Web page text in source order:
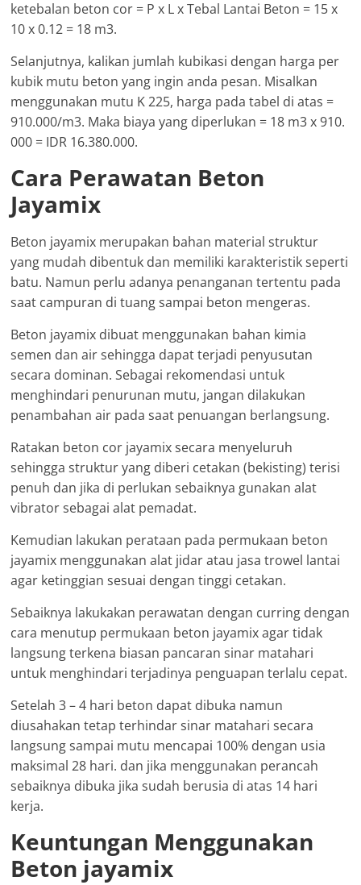
ketebalan beton cor = P x L x Tebal Lantai Beton = 15 x
10 x 0.12 = 18 m3.
Selanjutnya, kalikan jumlah kubikasi dengan harga per
kubik mutu beton yang ingin anda pesan. Misalkan
menggunakan mutu K 225, harga pada tabel di atas =
910.000/m3. Maka biaya yang diperlukan = 18 m3 x 910.
000 = IDR 16.380.000.
Cara Perawatan Beton
Jayamix
Beton jayamix merupakan bahan material struktur
yang mudah dibentuk dan memiliki karakteristik seperti
batu. Namun perlu adanya penanganan tertentu pada
saat campuran di tuang sampai beton mengeras.
Beton jayamix dibuat menggunakan bahan kimia
semen dan air sehingga dapat terjadi penyusutan
secara dominan. Sebagai rekomendasi untuk
menghindari penurunan mutu, jangan dilakukan
penambahan air pada saat penuangan berlangsung.
Ratakan beton cor jayamix secara menyeluruh
sehingga struktur yang diberi cetakan (bekisting) terisi
penuh dan jika di perlukan sebaiknya gunakan alat
vibrator sebagai alat pemadat.
Kemudian lakukan perataan pada permukaan beton
jayamix menggunakan alat jidar atau jasa trowel lantai
agar ketinggian sesuai dengan tinggi cetakan.
Sebaiknya lakukakan perawatan dengan curring dengan
cara menutup permukaan beton jayamix agar tidak
langsung terkena biasan pancaran sinar matahari
untuk menghindari terjadinya penguapan terlalu cepat.
Setelah 3 – 4 hari beton dapat dibuka namun
diusahakan tetap terhindar sinar matahari secara
langsung sampai mutu mencapai 100% dengan usia
maksimal 28 hari. dan jika menggunakan perancah
sebaiknya dibuka jika sudah berusia di atas 14 hari
kerja.
Keuntungan Menggunakan
Beton jayamix